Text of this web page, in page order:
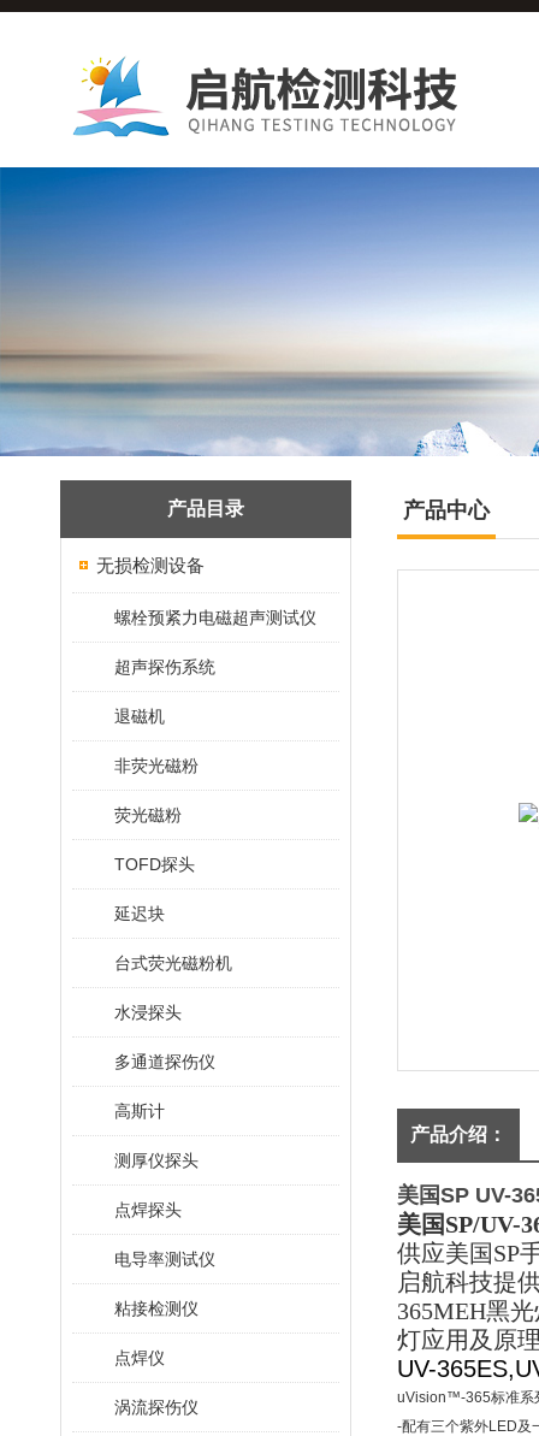
产品目录
无损检测设备
螺栓预紧力电磁超声测试仪
超声探伤系统
退磁机
非荧光磁粉
荧光磁粉
TOFD探头
延迟块
台式荧光磁粉机
水浸探头
多通道探伤仪
高斯计
测厚仪探头
点焊探头
电导率测试仪
粘接检测仪
点焊仪
涡流探伤仪
产品中心
产品介绍：
美国SP UV-
美国SP/UV-
供应美国SP
启航科技提
365MEH黑
灯应用及原
UV-
uVision™-365标准系
-配有三个紫外LED及